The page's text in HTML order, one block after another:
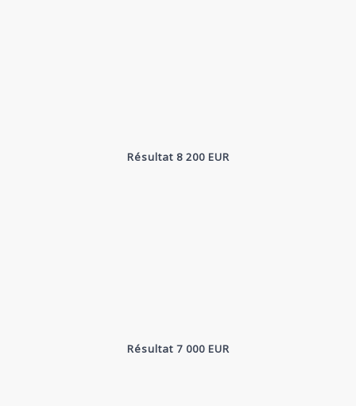
Résultat 8 200 EUR
Résultat 7 000 EUR